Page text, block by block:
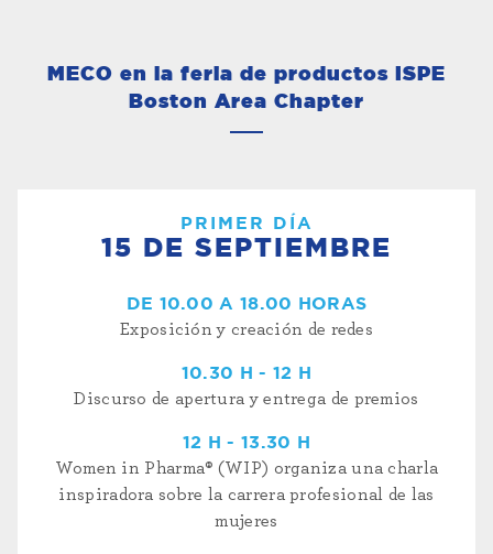
MECO en la feria de productos ISPE
Boston Area Chapter
PRIMER DÍA
15 DE SEPTIEMBRE
DE 10.00 A 18.00 HORAS
Exposición y creación de redes
10.30 H - 12 H
Discurso de apertura y entrega de premios
12 H - 13.30 H
Women in Pharma® (WIP) organiza una charla
inspiradora sobre la carrera profesional de las
mujeres